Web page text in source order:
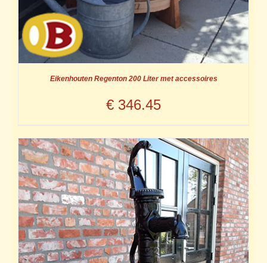
Eikenhouten Regenton 200 Liter met accessoires
€ 346.45